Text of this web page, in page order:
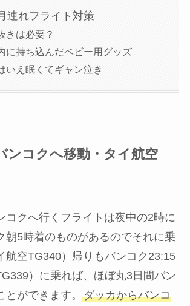
連れフライト対策
きは必要？
に持ち込んだベビー用グッズ
いえ眠くてギャン泣き
ンコクへ移動・タイ航空
コクへ行くフライトは夜中の2時に
朝5時着のものがあるのでそれに乗
航空TG340）帰りもバンコク23:15
）に乗れば、ほぼ丸3日間バン
ができます。 ダッカからバンコ